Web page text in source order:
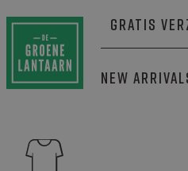
Gratis
New